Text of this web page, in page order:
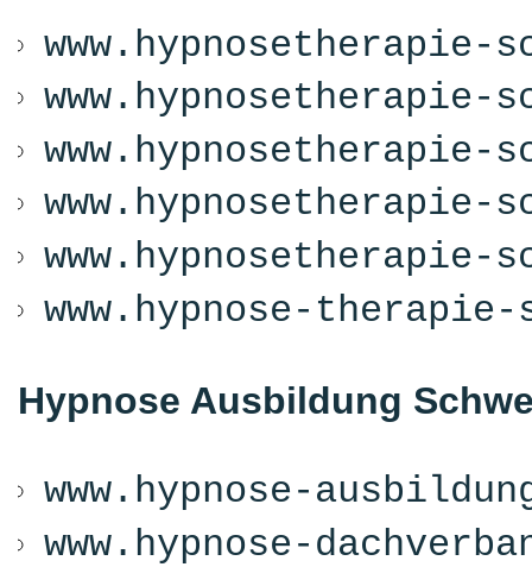
www.hypnosetherapie-
www.hypnosetherapie-
www.hypnosetherapie-
www.hypnosetherapie-
www.hypnosetherapie-
www.hypnose-
Hypnose Ausbildung
www.hypnose-
www.hypnose-